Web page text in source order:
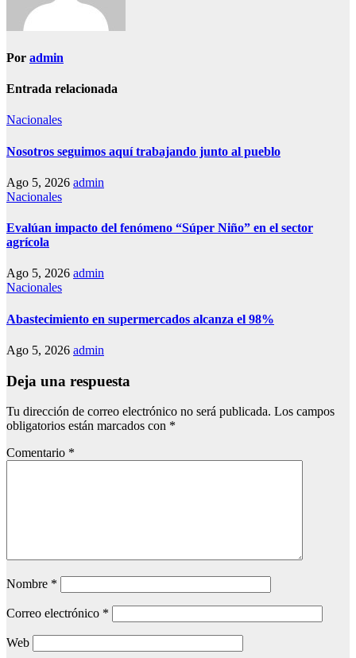
Por admin
Entrada relacionada
Nacionales
Nosotros seguimos aquí trabajando junto al pueblo
Ago 5, 2026 admin
Nacionales
Evalúan impacto del fenómeno “Súper Niño” en el sector
agrícola
Ago 5, 2026 admin
Nacionales
Abastecimiento en supermercados alcanza el 98%
Ago 5, 2026 admin
Deja una respuesta
Tu dirección de correo electrónico no será publicada. Los campos
obligatorios están marcados con *
Comentario *
Nombre *
Correo electrónico *
Web